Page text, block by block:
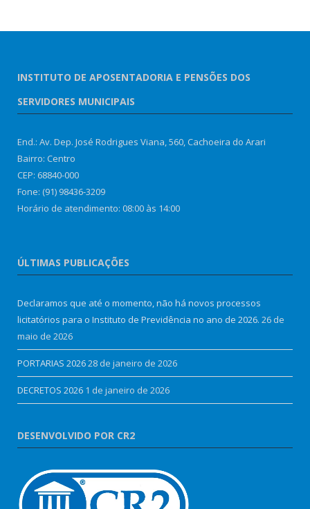
INSTITUTO DE APOSENTADORIA E PENSÕES DOS
SERVIDORES MUNICIPAIS
End.: Av. Dep. José Rodrigues Viana, 560, Cachoeira do Arari
Bairro: Centro
CEP: 68840-000
Fone: (91) 98436-3209
Horário de atendimento: 08:00 às 14:00
ÚLTIMAS PUBLICAÇÕES
Declaramos que até o momento, não há novos processos
licitatórios para o Instituto de Previdência no ano de 2026. 26 de
maio de 2026
PORTARIAS 202628 de janeiro de 2026
DECRETOS 2026 1 de janeiro de 2026
DESENVOLVIDO POR CR2